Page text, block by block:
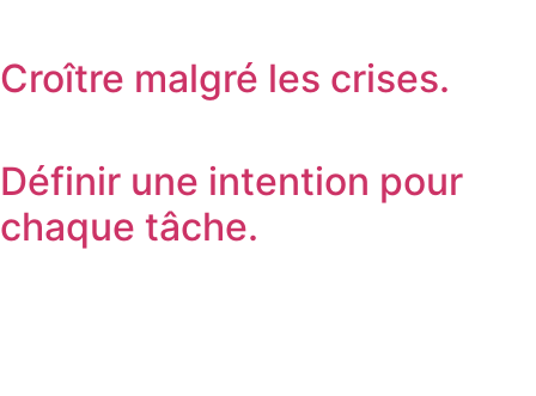
Croître malgré les crises.
Définir une intention pour
chaque tâche.